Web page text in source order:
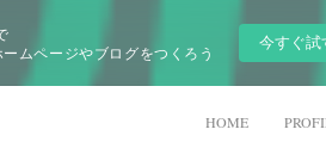
ムページやブログをつくろう
今すぐ試
HOME